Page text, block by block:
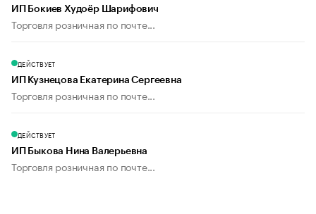
ИП Бокиев Худоёр Шарифович
Торговля розничная по почте...
ДЕЙСТВУЕТ
ИП Кузнецова Екатерина Сергеевна
Торговля розничная по почте...
ДЕЙСТВУЕТ
ИП Быкова Нина Валерьевна
Торговля розничная по почте...